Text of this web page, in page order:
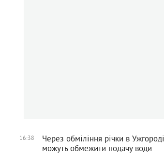
16:38
Через обміління річки в Ужгороді
можуть обмежити подачу води